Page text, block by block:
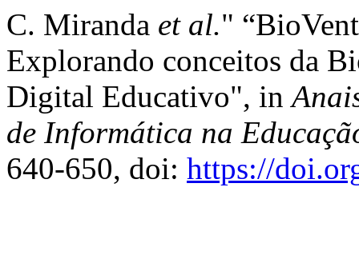
C. Miranda et al."
Explorando conceitos da
Digital Educativo", in
de Informática na
640-650, doi: https://